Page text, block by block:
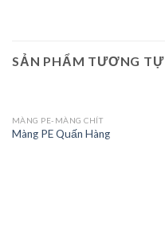
SẢN PHẨM TƯƠNG TỰ
MÀNG PE-MÀNG CHÍT
Màng PE Quấn Hàng